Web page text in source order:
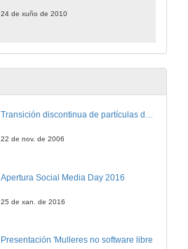
24 de xuño de 2010
Transición discontinua de partículas de microgel termosensible
22 de nov. de 2006
Apertura Social Media Day 2016
25 de xan. de 2016
Presentación 'Mulleres no software libre'